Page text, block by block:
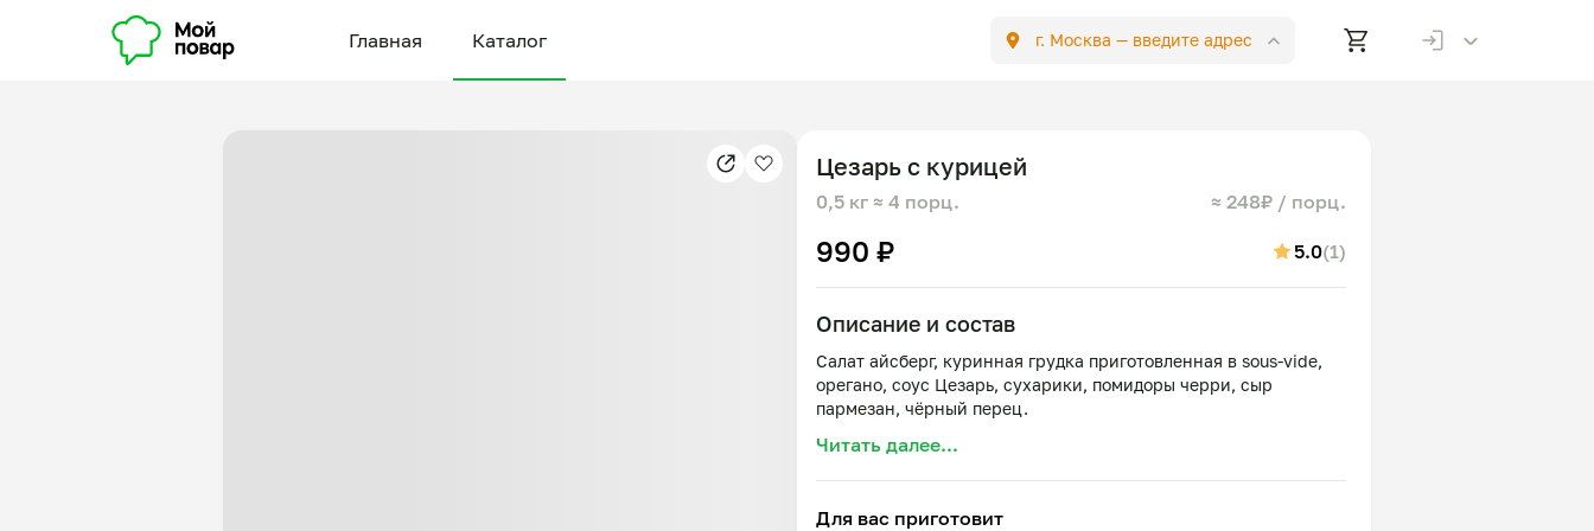
Главная Каталог г. Москва — введите адрес
Цезарь с курицей
0,5 кг ≈ 4 порц. ≈ 248₽ / порц.
990 ₽ 5.0(1)
Описание и состав
Салат айсберг, куринная грудка приготовленная в sous-vide,
орегано, соус Цезарь, сухарики, помидоры черри, сыр
Читать далее...
Для вас приготовит